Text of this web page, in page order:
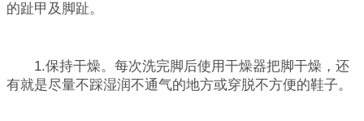
的趾甲及脚趾。
1.保持干燥。每次洗完脚后使用干燥器把脚干燥，还
有就是尽量不踩湿润不通气的地方或穿脱不方便的鞋子。